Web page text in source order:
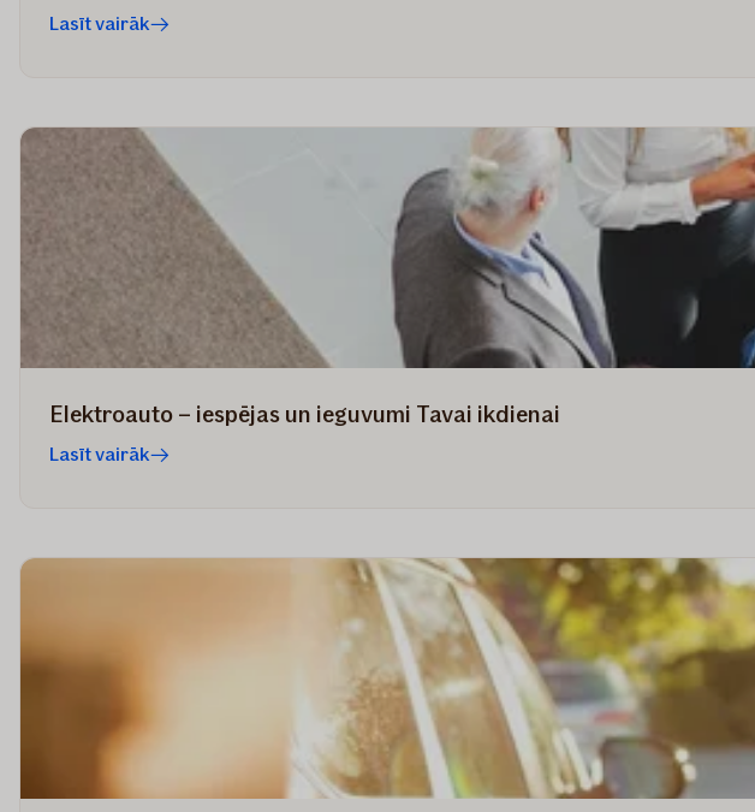
Lasīt vairāk
Elektroauto – iespējas un ieguvumi Tavai ikdienai
Lasīt vairāk